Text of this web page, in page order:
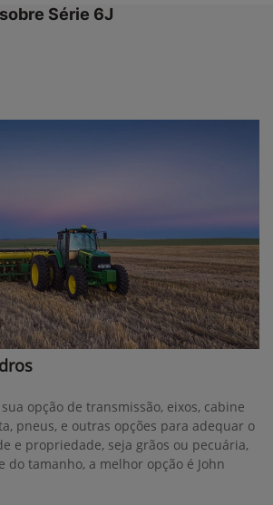
Série 6J
opção de transmissão, eixos, cabine
pneus, e outras opções para adequar o
e propriedade, seja grãos ou pecuária,
tamanho, a melhor opção é John